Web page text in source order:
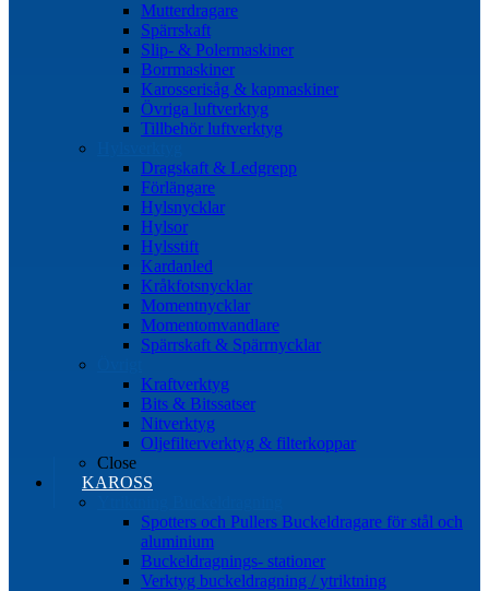
Mutterdragare
Spärrskaft
Slip- & Polermaskiner
Borrmaskiner
Karosserisåg & kapmaskiner
Övriga luftverktyg
Tillbehör luftverktyg
Dragskaft & Ledgrepp
Förlängare
Hylsnycklar
Hylsor
Hylsstift
Kardanled
Kråkfotsnycklar
Momentnycklar
Momentomvandlare
Spärrskaft & Spärrnycklar
Kraftverktyg
Bits & Bitssatser
Nitverktyg
Oljefilterverktyg & filterkoppar
Close
KAROSS
Spotters och Pullers Buckeldragare för stål och
aluminium
Buckeldragnings- stationer
Verktyg buckeldragning / ytriktning